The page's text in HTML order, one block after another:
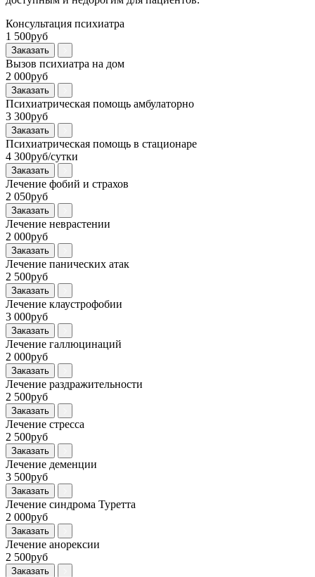
Консультация психиатра
1 500руб
Заказать
Вызов психиатра на дом
2 000руб
Заказать
Психиатрическая помощь амбулаторно
3 300руб
Заказать
Психиатрическая помощь в стационаре
4 300руб/сутки
Заказать
Лечение фобий и страхов
2 050руб
Заказать
Лечение неврастении
2 000руб
Заказать
Лечение панических атак
2 500руб
Заказать
Лечение клаустрофобии
3 000руб
Заказать
Лечение галлюцинаций
2 000руб
Заказать
Лечение раздражительности
2 500руб
Заказать
Лечение стресса
2 500руб
Заказать
Лечение деменции
3 500руб
Заказать
Лечение синдрома Туретта
2 000руб
Заказать
Лечение анорексии
2 500руб
Заказать